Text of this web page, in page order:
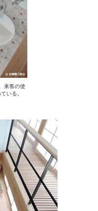
来客の使
いる。